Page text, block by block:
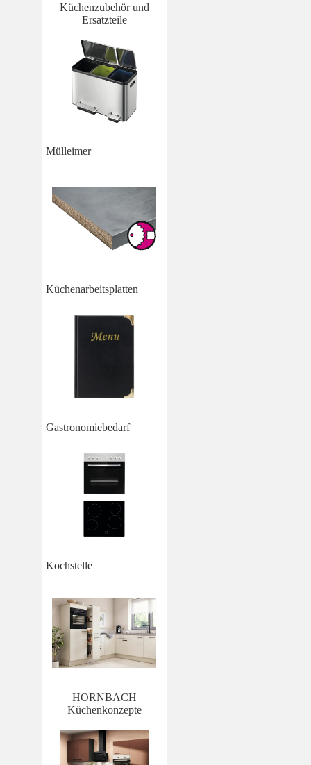
Küchenzubehör und
Ersatzteile
Mülleimer
Küchenarbeitsplatten
Gastronomiebedarf
Kochstelle
HORNBACH
Küchenkonzepte